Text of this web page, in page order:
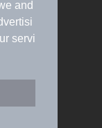
and
servi
ご案内
規約
採用情報